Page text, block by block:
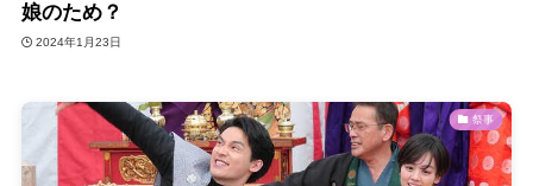
娘のため？
2024年1月23日
祭事